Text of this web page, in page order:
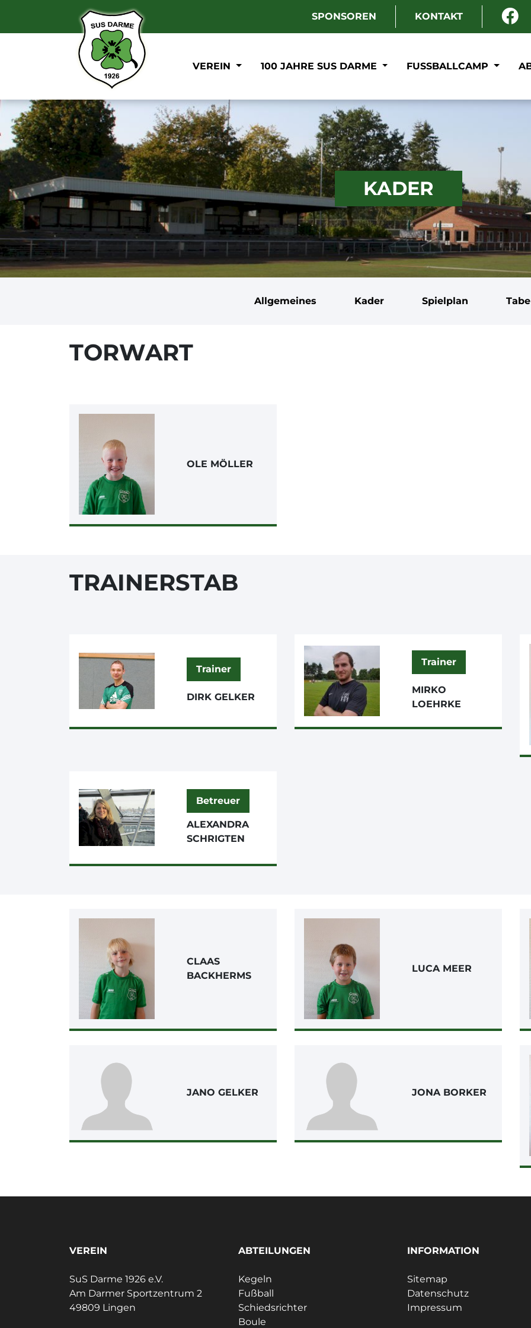
SPONSOREN KONTAKT
VEREIN 100 JAHRE SUS DARME FUSSBALLCAMP
KADER
Allgemeines Kader Spielplan
TORWART
OLE MÖLLER
TRAINERSTAB
Trainer
DIRK GELKER
Trainer
MIRKO
LOEHRKE
Betreuer
ALEXANDRA
SCHRIGTEN
CLAAS
BACKHERMS
LUCA MEER
JANO GELKER JONA BORKER
VEREIN
SuS Darme 1926 e.V.
Am Darmer Sportzentrum 2
49809 Lingen
ABTEILUNGEN
Kegeln
Fußball
Schiedsrichter
Boule
INFORMATION
Sitemap
Datenschutz
Impressum